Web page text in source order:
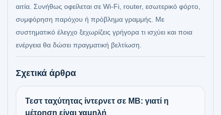
αιτία. Συνήθως οφείλεται σε Wi‑Fi, router, εσωτερικό φόρτο,
συμφόρηση παρόχου ή πρόβλημα γραμμής. Με
συστηματικό έλεγχο ξεχωρίζεις γρήγορα τι ισχύει και ποια
ενέργεια θα δώσει πραγματική βελτίωση.
Σχετικά άρθρα
Τεστ ταχύτητας ίντερνετ σε MB: γιατί η
μέτρηση είναι χαμηλή